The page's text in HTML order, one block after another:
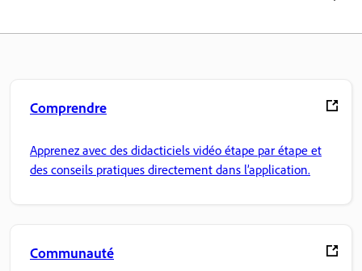
Comprendre
Apprenez avec des didacticiels vidéo étape par étape et
des conseils pratiques directement dans l’application.
Communauté